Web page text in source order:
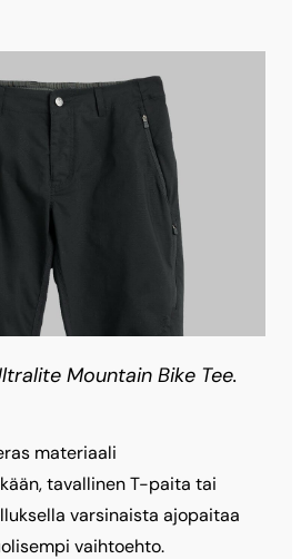
Mountain Bike Tee.
materiaali
tavallinen T-paita tai
varsinaista ajopaitaa
vaihtoehto.